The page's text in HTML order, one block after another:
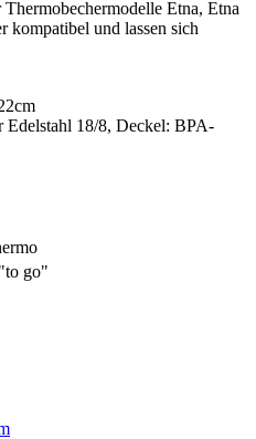
Etna, Etna
kompatibel und lassen sich
Edelstahl 18/8, Deckel: BPA-
go"